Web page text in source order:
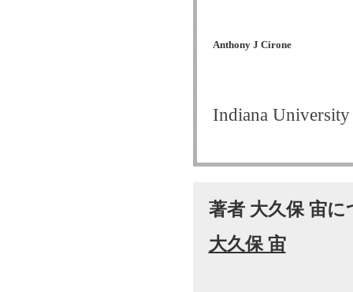
Anthony J Cirone
Indiana
著者 大久保 宙に
大久保 宙